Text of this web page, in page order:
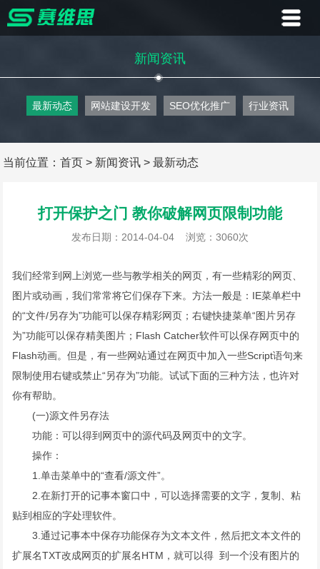
新闻资讯
最新动态 网站建设开发 SEO优化推广 行业资讯
当前位置：首页 > 新闻资讯 >最新动态
打开保护之门 教你破解网页限制功能
发布日期：2014-04-04 浏览：3060次
我们经常到网上浏览一些与教学相关的网页，有一些精彩的网页、
图片或动画，我们常常将它们保存下来。方法一般是：IE菜单栏中
的“文件/另存为”功能可以保存精彩网页；右键快捷菜单“图片另存
为”功能可以保存精美图片；Flash Catcher软件可以保存网页中的
Flash动画。但是，有一些网站通过在网页中加入一些Script语句来
限制使用右键或禁止“另存为”功能。试试下面的三种方法，也许对
你有帮助。
(一)源文件另存法
功能：可以得到网页中的源代码及网页中的文字。
操作：
1.单击菜单中的“查看/源文件”。
2.在新打开的记事本窗口中，可以选择需要的文字，复制、粘
贴到相应的字处理软件。
3.通过记事本中保存功能保存为文本文件，然后把文本文件的
扩展名TXT改成网页的扩展名HTM，就可以得 到一个没有图片的